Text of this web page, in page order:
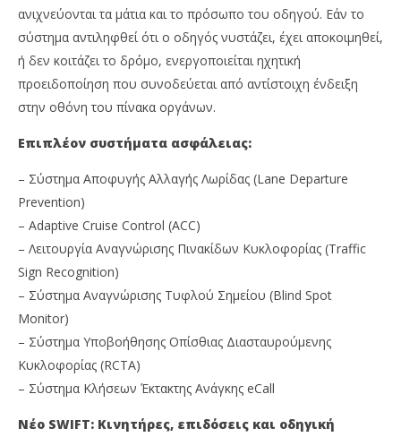
ανιχνεύονται τα μάτια και το πρόσωπο του οδηγού. Εάν το
σύστημα αντιληφθεί ότι ο οδηγός νυστάζει, έχει αποκοιμηθεί,
ή δεν κοιτάζει το δρόμο, ενεργοποιείται ηχητική
προειδοποίηση που συνοδεύεται από αντίστοιχη ένδειξη
στην οθόνη του πίνακα οργάνων.
Επιπλέον συστήματα ασφάλειας:
– Σύστημα Αποφυγής Αλλαγής Λωρίδας (Lane Departure
Prevention)
– Adaptive Cruise Control (ACC)
– Λειτουργία Αναγνώρισης Πινακίδων Κυκλοφορίας (Traffic
Sign Recognition)
– Σύστημα Αναγνώρισης Τυφλού Σημείου (Blind Spot
Monitor)
– Σύστημα Υποβοήθησης Οπίσθιας Διασταυρούμενης
Κυκλοφορίας (RCTA)
– Σύστημα Κλήσεων Έκτακτης Ανάγκης eCall
Νέο SWIFT: Κινητήρες, επιδόσεις και οδηγική